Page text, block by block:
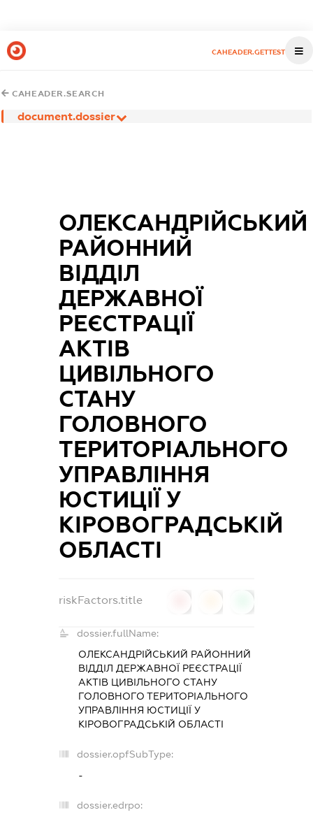
CAHEADER.GETTEST
CAHEADER.SEARCH
document.dossier
ОЛЕКСАНДРІЙСЬКИЙ
РАЙОННИЙ
ВІДДІЛ
ДЕРЖАВНОЇ
РЕЄСТРАЦІЇ
АКТІВ
ЦИВІЛЬНОГО
СТАНУ
ГОЛОВНОГО
ТЕРИТОРІАЛЬНОГО
УПРАВЛІННЯ
ЮСТИЦІЇ У
КІРОВОГРАДСЬКІЙ
ОБЛАСТІ
riskFactors.title
dossier.fullName:
ОЛЕКСАНДРІЙСЬКИЙ РАЙОННИЙ
ВІДДІЛ ДЕРЖАВНОЇ РЕЄСТРАЦІЇ
АКТІВ ЦИВІЛЬНОГО СТАНУ
ГОЛОВНОГО ТЕРИТОРІАЛЬНОГО
УПРАВЛІННЯ ЮСТИЦІЇ У
КІРОВОГРАДСЬКІЙ ОБЛАСТІ
dossier.opfSubType:
-
dossier.edrpo: